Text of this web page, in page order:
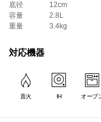
お料理初心者の方にも安
す。
Every menu
いろんな料理を
日本人の食生活に欠かせ
底径
12cm
容量
2.8L
重量
3.4kg
対応機器
直火 IH オーブ